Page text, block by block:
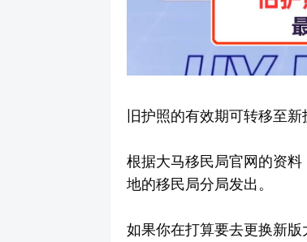
旧护照的有效期可转移至新
根据大马移民局官网的资
地的移民局分局发出。
如果你在打算要去更换新